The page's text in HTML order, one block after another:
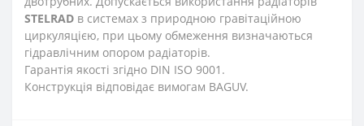
STELRAD в системах з природною гравітаційною
циркуляцією, при цьому обмеження визначаються
гідравлічним опором радіаторів.
Гарантія якості згідно DIN ISO 9001.
Конструкція відповідає вимогам BAGUV.